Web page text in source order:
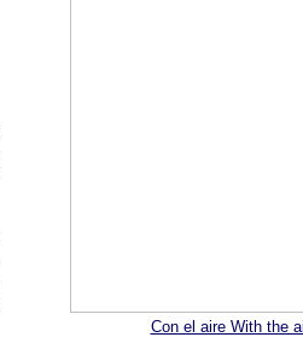
Con el aire With the